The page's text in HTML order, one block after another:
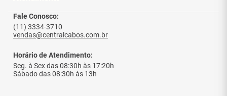
Fale Conosco:
(11) 3334-3710
vendas@centralcabos.com.br
Horário de Atendimento:
Seg. à Sex das 08:30h às 17:20h
Sábado das 08:30h às 13h